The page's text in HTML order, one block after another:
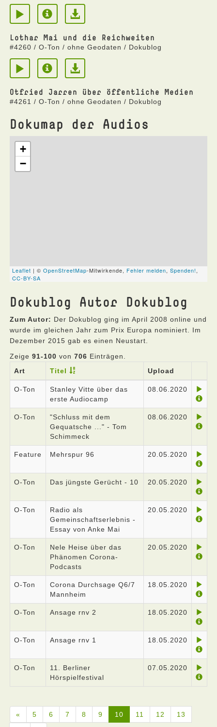
Lothar Mai und die Reichweiten
#4260 / O-Ton / ohne Geodaten / Dokublog
Otfried Jarren über öffentliche Medien
#4261 / O-Ton / ohne Geodaten / Dokublog
Dokumap der Audios
Dokublog Autor Dokublog
Zum Autor: Der Dokublog ging im April 2008 online und
wurde im gleichen Jahr zum Prix Europa nominiert. Im
Dezember 2015 gab es einen Neustart.
Zeige 91-100 von 706 Einträgen.
Art
Titel Upload
O-Ton
Stanley Vitte über das
erste Audiocamp
08.06.2020
O-Ton
"Schluss mit dem
Gequatsche ..." - Tom
Schimmeck
08.06.2020
Feature Mehrspur 96 20.05.2020
O-Ton Das jüngste Gerücht - 10 20.05.2020
O-Ton
Radio als
Gemeinschaftserlebnis -
Essay von Anke Mai
20.05.2020
O-Ton
Nele Heise über das
Phänomen Corona-
Podcasts
20.05.2020
O-Ton
Corona Durchsage Q6/7
Mannheim
18.05.2020
O-Ton Ansage rnv 2 18.05.2020
O-Ton Ansage rnv 1 18.05.2020
O-Ton
11. Berliner
Hörspielfestival
07.05.2020
« 5 6 7 8 9 10 11 12 13